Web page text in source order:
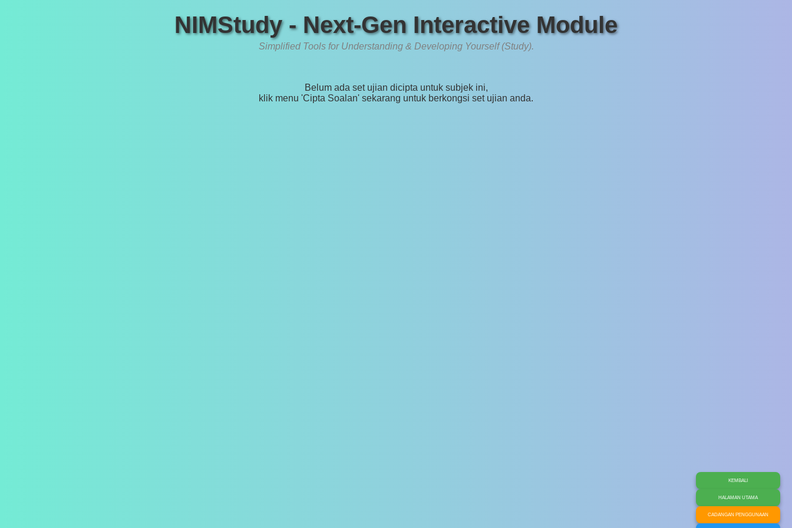
NIMStudy - Next-Gen Interactive Module
Simplified Tools for Understanding & Developing Yourself (Study).
Belum ada set ujian dicipta untuk subjek ini,
klik menu 'Cipta Soalan' sekarang untuk berkongsi set ujian anda.
KEMBALI
HALAMAN UTAMA
CADANGAN PENGGUNAAN